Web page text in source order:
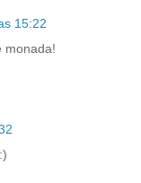
15:22
monada!